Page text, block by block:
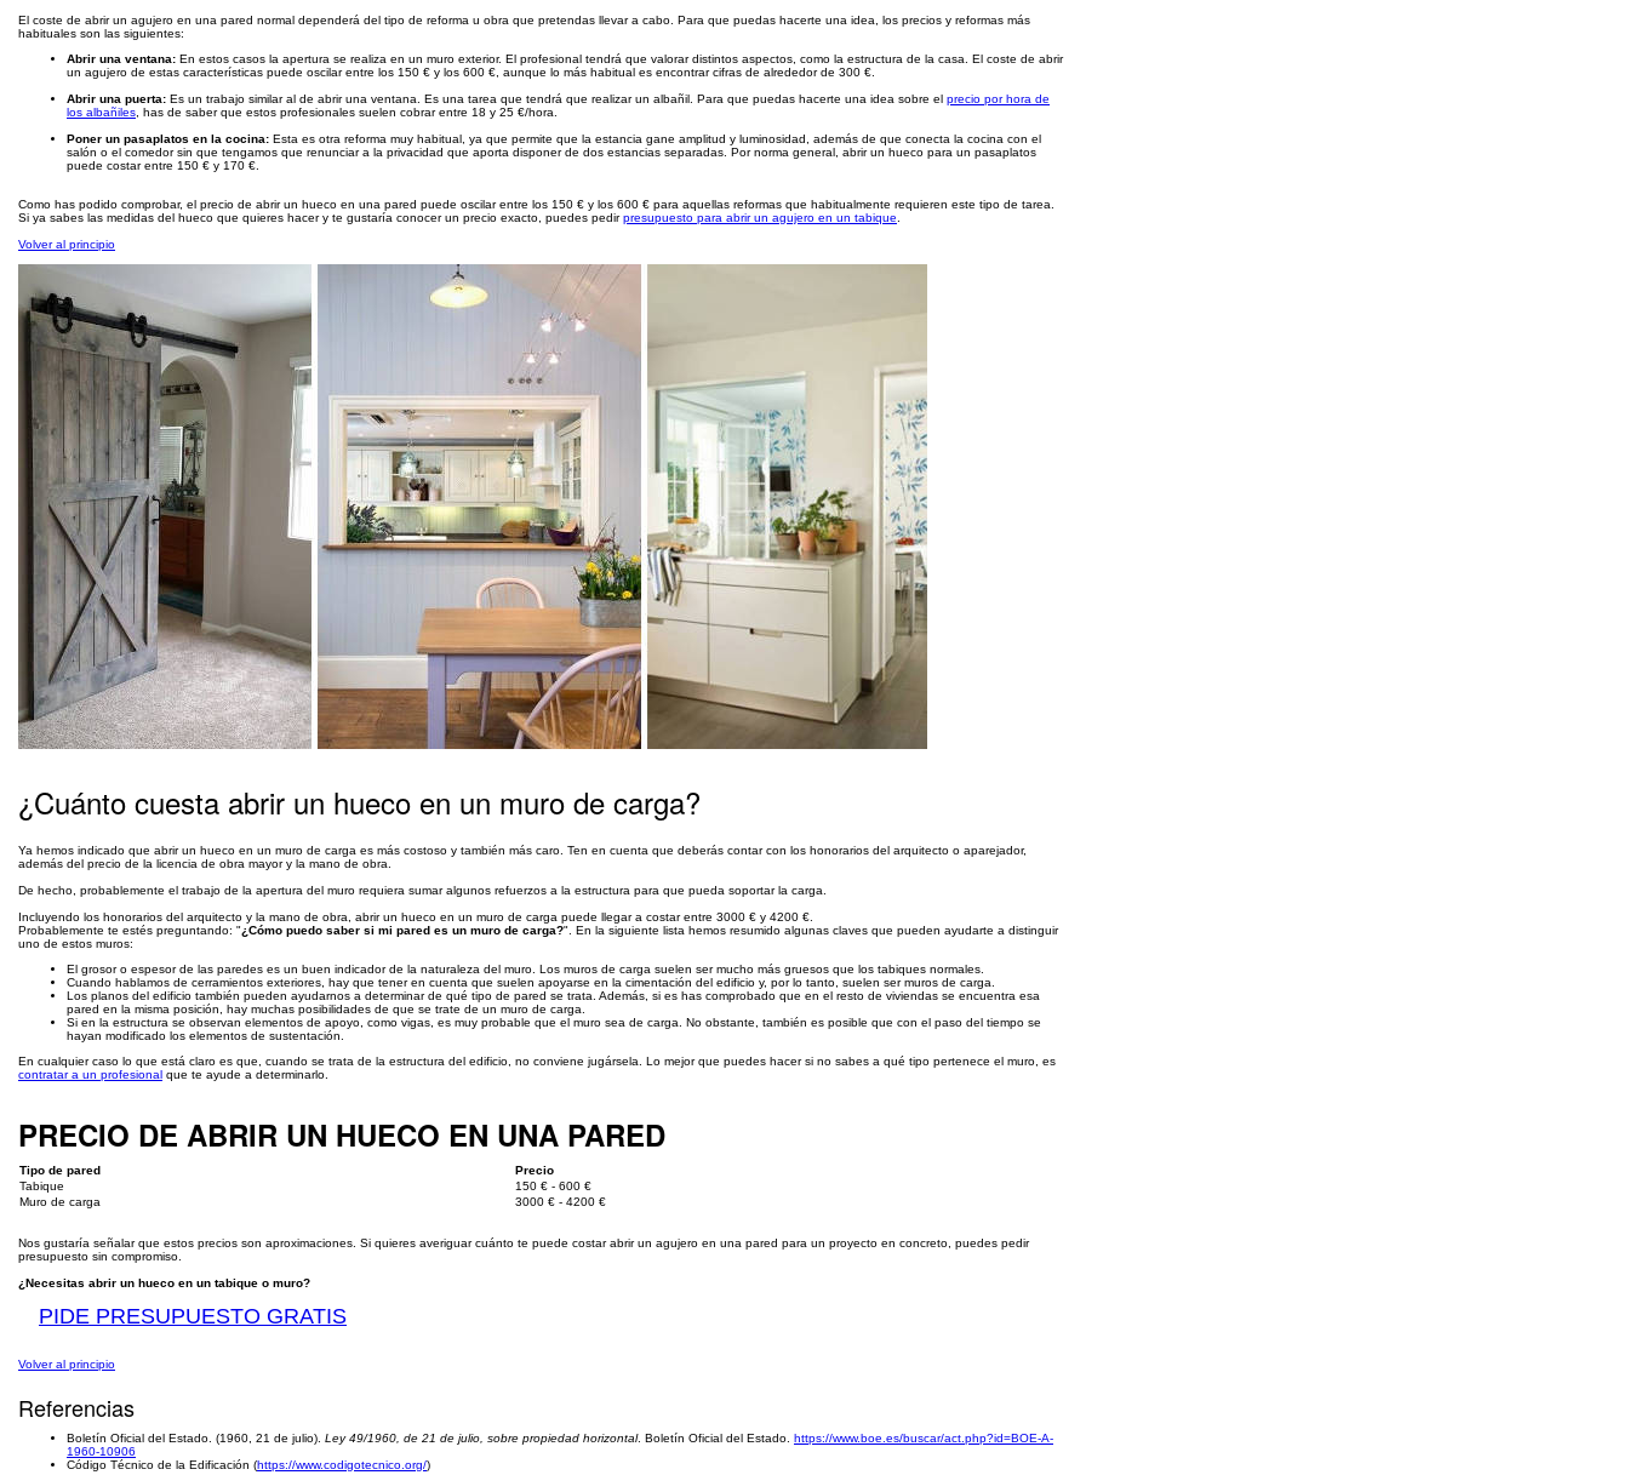
El coste de abrir un agujero en una pared normal dependerá del tipo de reforma u obra que pretendas llevar a cabo. Para que puedas hacerte una idea, los precios y reformas más
habituales son las siguientes:
Abrir una ventana: En estos casos la apertura se realiza en un muro exterior. El profesional tendrá que valorar distintos aspectos, como la estructura de la casa. El coste de abrir
un agujero de estas características puede oscilar entre los 150 € y los 600 €, aunque lo más habitual es encontrar cifras de alrededor de 300 €.
Abrir una puerta: Es un trabajo similar al de abrir una ventana. Es una tarea que tendrá que realizar un albañil. Para que puedas hacerte una idea sobre el precio por hora de
los albañiles , has de saber que estos profesionales suelen cobrar entre 18 y 25 €/hora.
Poner un pasaplatos en la cocina: Esta es otra reforma muy habitual, ya que permite que la estancia gane amplitud y luminosidad, además de que conecta la cocina con el
salón o el comedor sin que tengamos que renunciar a la privacidad que aporta disponer de dos estancias separadas. Por norma general, abrir un hueco para un pasaplatos
puede costar entre 150 € y 170 €.
Como has podido comprobar, el precio de abrir un hueco en una pared puede oscilar entre los 150 € y los 600 € para aquellas reformas que habitualmente requieren este tipo de tarea.
Si ya sabes las medidas del hueco que quieres hacer y te gustaría conocer un precio exacto, puedes pedirpresupuesto para abrir un agujero en un tabique
Volver al principio
¿Cuánto cuesta abrir un hueco en un muro de carga?
Ya hemos indicado que abrir un hueco en un muro de carga es más costoso y también más caro. Ten en cuenta que deberás contar con los honorarios del arquitecto o aparejador,
además del precio de la licencia de obra mayor y la mano de obra.
De hecho, probablemente el trabajo de la apertura del muro requiera sumar algunos refuerzos a la estructura para que pueda soportar la carga.
Incluyendo los honorarios del arquitecto y la mano de obra, abrir un hueco en un muro de carga puede llegar a costar entre 3000 € y 4200 €.
Probablemente te estés preguntando: "¿Cómo puedo saber si mi pared es un muro de carga?". En la siguiente lista hemos resumido algunas claves que pueden ayudarte a distinguir
uno de estos muros:
El grosor o espesor de las paredes es un buen indicador de la naturaleza del muro. Los muros de carga suelen ser mucho más gruesos que los tabiques normales.
Cuando hablamos de cerramientos exteriores, hay que tener en cuenta que suelen apoyarse en la cimentación del edificio y, por lo tanto, suelen ser muros de carga.
Los planos del edificio también pueden ayudarnos a determinar de qué tipo de pared se trata. Además, si es has comprobado que en el resto de viviendas se encuentra esa
pared en la misma posición, hay muchas posibilidades de que se trate de un muro de carga.
Si en la estructura se observan elementos de apoyo, como vigas, es muy probable que el muro sea de carga. No obstante, también es posible que con el paso del tiempo se
hayan modificado los elementos de sustentación.
En cualquier caso lo que está claro es que, cuando se trata de la estructura del edificio, no conviene jugársela. Lo mejor que puedes hacer si no sabes a qué tipo pertenece el muro, es
contratar a un profesional que te ayude a determinarlo.
PRECIO DE ABRIR UN HUECO EN UNA PARED
Tipo de pared
Precio
Tabique
150 € - 600 €
Muro de carga
3000 € - 4200 €
Nos gustaría señalar que estos precios son aproximaciones. Si quieres averiguar cuánto te puede costar abrir un agujero en una pared para un proyecto en concreto, puedes pedir
presupuesto sin compromiso.
¿Necesitas abrir un hueco en un tabique o muro?
PIDE PRESUPUESTO GRATIS
Volver al principio
Referencias
Boletín Oficial del Estado. (1960, 21 de julio). Ley 49/1960, de 21 de julio, sobre propiedad horizontal. Boletín Oficial del Estado. https://www.boe.es/buscar/act.php?id=BOE-A-
1960-10906
Código Técnico de la Edificación (https://www.codigotecnico.org/)